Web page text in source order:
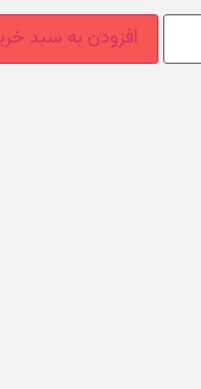
افزودن به سبد